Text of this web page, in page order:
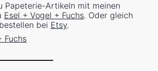
Papeterie-Artikeln mit meinen
Esel + Vogel + Fuchs. Oder gleich
bei Etsy.